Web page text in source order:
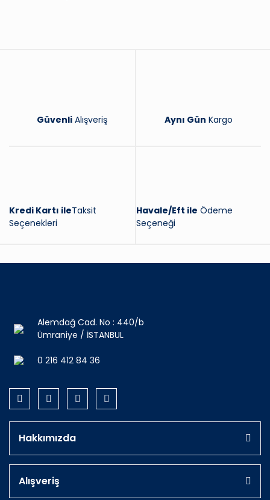
Güvenli Alışveriş Aynı Gün Kargo
Kredi Kartı ileTaksit
Seçenekleri
Havale/Eft ile Ödeme
Seçeneği
Alemdağ Cad. No : 440/b
Ümraniye / İSTANBUL
0 216 412 84 36
Hakkımızda
Alışveriş